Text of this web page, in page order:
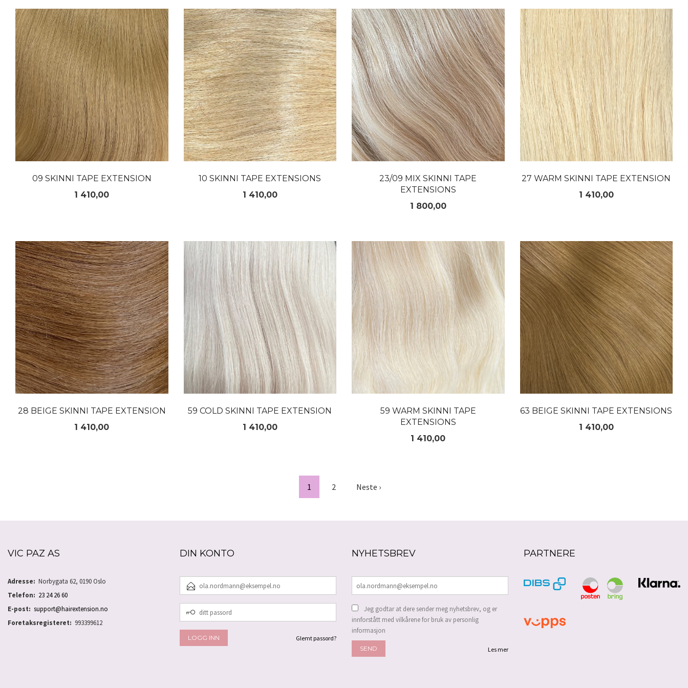
LES MER LES MER LES MER LES MER
09 SKINNI TAPE EXTENSION
Pris
1 410,00
LES MER
10 SKINNI TAPE EXTENSIONS
Pris
1 410,00
LES MER
23/09 MIX SKINNI TAPE
EXTENSIONS
Pris
1 800,00
LES MER
27 WARM SKINNI TAPE EXTENSION
Pris
1 410,00
LES MER
28 BEIGE SKINNI TAPE EXTENSION
Pris
1 410,00
59 COLD SKINNI TAPE EXTENSION
Pris
1 410,00
59 WARM SKINNI TAPE
EXTENSIONS
Pris
1 410,00
63 BEIGE SKINNI TAPE EXTENSIONS
Pris
1 410,00
1 2 Neste ›
VIC PAZ AS
Adresse: Norbygata 62, 0190 Oslo
Telefon: 23 24 26 60
E-post: support@hairextension.no
Foretaksregisteret: 993399612
DIN KONTO
POSTADRESSE
PASSORD
Glemt passord?
NYHETSBREV
Jeg godtar at dere sender meg nyhetsbrev, og er
innforstått med vilkårene for bruk av personlig
informasjon
Les mer
PARTNERE